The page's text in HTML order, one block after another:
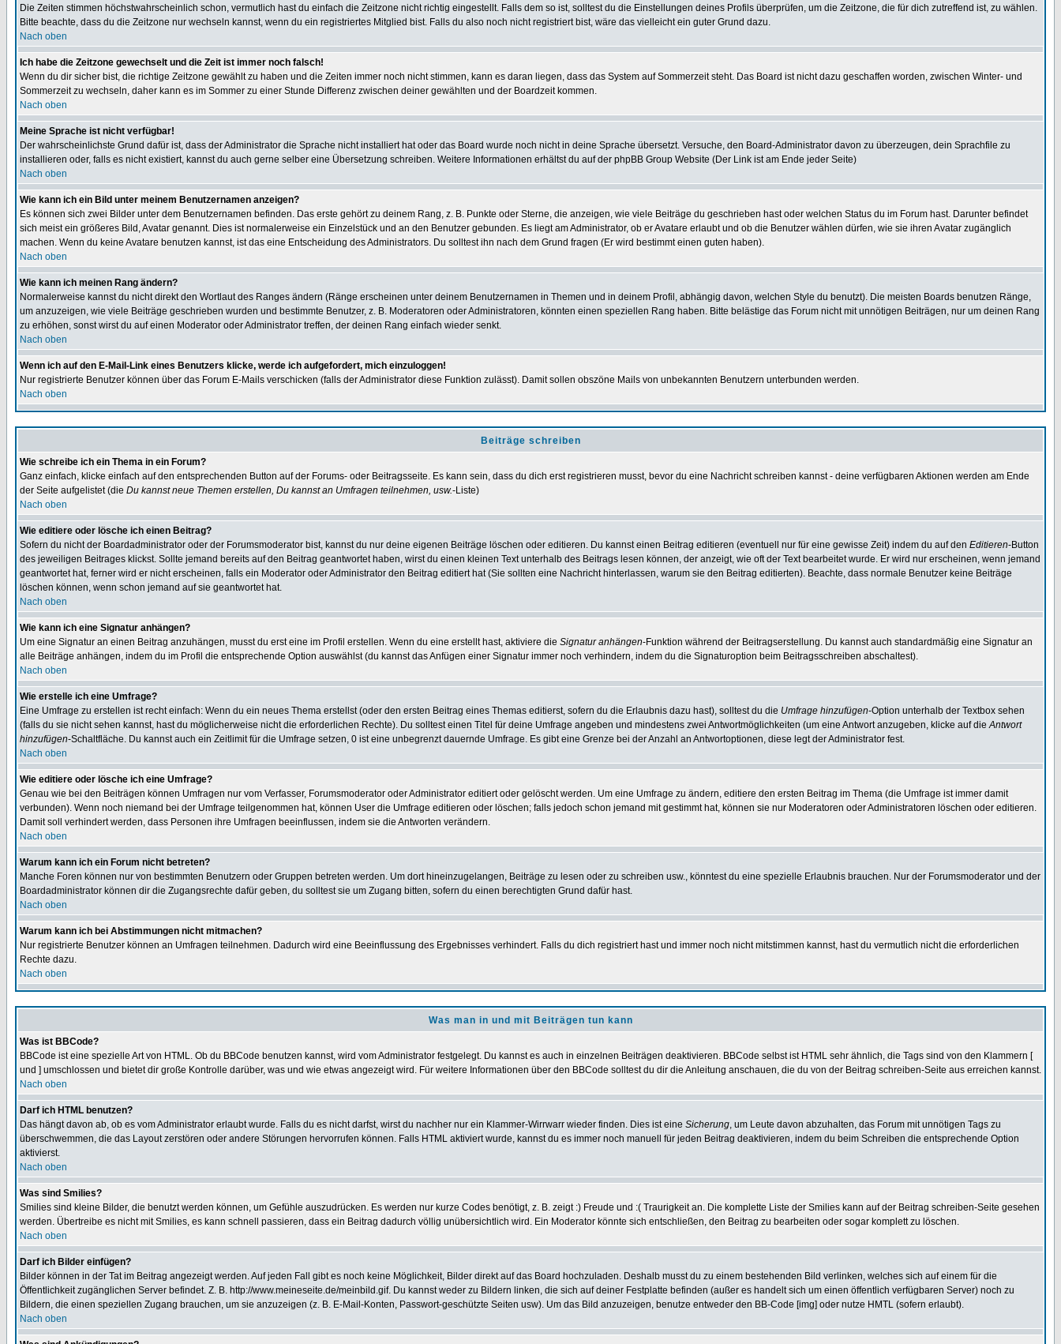
Die Zeiten stimmen höchstwahrscheinlich schon, vermutlich hast du einfach die Zeitzone nicht richtig eingestellt. Falls dem so ist, solltest du die Einstellungen deines Profils überprüfen, um die Zeitzone, die für dich zutreffend ist, zu wählen.
Bitte beachte, dass du die Zeitzone nur wechseln kannst, wenn du ein registriertes Mitglied bist. Falls du also noch nicht registriert bist, wäre das vielleicht ein guter Grund dazu.
Nach oben
Ich habe die Zeitzone gewechselt und die Zeit ist immer noch falsch!
Wenn du dir sicher bist, die richtige Zeitzone gewählt zu haben und die Zeiten immer noch nicht stimmen, kann es daran liegen, dass das System auf Sommerzeit steht. Das Board ist nicht dazu geschaffen worden, zwischen Winter- und
Sommerzeit zu wechseln, daher kann es im Sommer zu einer Stunde Differenz zwischen deiner gewählten und der Boardzeit kommen.
Nach oben
Meine Sprache ist nicht verfügbar!
Der wahrscheinlichste Grund dafür ist, dass der Administrator die Sprache nicht installiert hat oder das Board wurde noch nicht in deine Sprache übersetzt. Versuche, den Board-Administrator davon zu überzeugen, dein Sprachfile zu
installieren oder, falls es nicht existiert, kannst du auch gerne selber eine Übersetzung schreiben. Weitere Informationen erhältst du auf der phpBB Group Website (Der Link ist am Ende jeder Seite)
Nach oben
Wie kann ich ein Bild unter meinem Benutzernamen anzeigen?
Es können sich zwei Bilder unter dem Benutzernamen befinden. Das erste gehört zu deinem Rang, z. B. Punkte oder Sterne, die anzeigen, wie viele Beiträge du geschrieben hast oder welchen Status du im Forum hast. Darunter befindet
sich meist ein größeres Bild, Avatar genannt. Dies ist normalerweise ein Einzelstück und an den Benutzer gebunden. Es liegt am Administrator, ob er Avatare erlaubt und ob die Benutzer wählen dürfen, wie sie ihren Avatar zugänglich
machen. Wenn du keine Avatare benutzen kannst, ist das eine Entscheidung des Administrators. Du solltest ihn nach dem Grund fragen (Er wird bestimmt einen guten haben).
Nach oben
Wie kann ich meinen Rang ändern?
Normalerweise kannst du nicht direkt den Wortlaut des Ranges ändern (Ränge erscheinen unter deinem Benutzernamen in Themen und in deinem Profil, abhängig davon, welchen Style du benutzt). Die meisten Boards benutzen Ränge,
um anzuzeigen, wie viele Beiträge geschrieben wurden und bestimmte Benutzer, z. B. Moderatoren oder Administratoren, könnten einen speziellen Rang haben. Bitte belästige das Forum nicht mit unnötigen Beiträgen, nur um deinen Rang
zu erhöhen, sonst wirst du auf einen Moderator oder Administrator treffen, der deinen Rang einfach wieder senkt.
Nach oben
Wenn ich auf den E-Mail-Link eines Benutzers klicke, werde ich aufgefordert, mich einzuloggen!
Nur registrierte Benutzer können über das Forum E-Mails verschicken (falls der Administrator diese Funktion zulässt). Damit sollen obszöne Mails von unbekannten Benutzern unterbunden werden.
Nach oben
Beiträge schreiben
Wie schreibe ich ein Thema in ein Forum?
Ganz einfach, klicke einfach auf den entsprechenden Button auf der Forums- oder Beitragsseite. Es kann sein, dass du dich erst registrieren musst, bevor du eine Nachricht schreiben kannst - deine verfügbaren Aktionen werden am Ende
der Seite aufgelistet (die Du kannst neue Themen erstellen, Du kannst an Umfragen teilnehmen, usw.-Liste)
Nach oben
Wie editiere oder lösche ich einen Beitrag?
Sofern du nicht der Boardadministrator oder der Forumsmoderator bist, kannst du nur deine eigenen Beiträge löschen oder editieren. Du kannst einen Beitrag editieren (eventuell nur für eine gewisse Zeit) indem du auf den Editieren-Button
des jeweiligen Beitrages klickst. Sollte jemand bereits auf den Beitrag geantwortet haben, wirst du einen kleinen Text unterhalb des Beitrags lesen können, der anzeigt, wie oft der Text bearbeitet wurde. Er wird nur erscheinen, wenn jemand
geantwortet hat, ferner wird er nicht erscheinen, falls ein Moderator oder Administrator den Beitrag editiert hat (Sie sollten eine Nachricht hinterlassen, warum sie den Beitrag editierten). Beachte, dass normale Benutzer keine Beiträge
löschen können, wenn schon jemand auf sie geantwortet hat.
Nach oben
Wie kann ich eine Signatur anhängen?
Um eine Signatur an einen Beitrag anzuhängen, musst du erst eine im Profil erstellen. Wenn du eine erstellt hast, aktiviere die Signatur anhängen-Funktion während der Beitragserstellung. Du kannst auch standardmäßig eine Signatur an
alle Beiträge anhängen, indem du im Profil die entsprechende Option auswählst (du kannst das Anfügen einer Signatur immer noch verhindern, indem du die Signaturoption beim Beitragsschreiben abschaltest).
Nach oben
Wie erstelle ich eine Umfrage?
Eine Umfrage zu erstellen ist recht einfach: Wenn du ein neues Thema erstellst (oder den ersten Beitrag eines Themas editierst, sofern du die Erlaubnis dazu hast), solltest du die Umfrage hinzufügen-Option unterhalb der Textbox sehen
(falls du sie nicht sehen kannst, hast du möglicherweise nicht die erforderlichen Rechte). Du solltest einen Titel für deine Umfrage angeben und mindestens zwei Antwortmöglichkeiten (um eine Antwort anzugeben, klicke auf dieAntwort
hinzufügen-Schaltfläche. Du kannst auch ein Zeitlimit für die Umfrage setzen, 0 ist eine unbegrenzt dauernde Umfrage. Es gibt eine Grenze bei der Anzahl an Antwortoptionen, diese legt der Administrator fest.
Nach oben
Wie editiere oder lösche ich eine Umfrage?
Genau wie bei den Beiträgen können Umfragen nur vom Verfasser, Forumsmoderator oder Administrator editiert oder gelöscht werden. Um eine Umfrage zu ändern, editiere den ersten Beitrag im Thema (die Umfrage ist immer damit
verbunden). Wenn noch niemand bei der Umfrage teilgenommen hat, können User die Umfrage editieren oder löschen; falls jedoch schon jemand mit gestimmt hat, können sie nur Moderatoren oder Administratoren löschen oder editieren.
Damit soll verhindert werden, dass Personen ihre Umfragen beeinflussen, indem sie die Antworten verändern.
Nach oben
Warum kann ich ein Forum nicht betreten?
Manche Foren können nur von bestimmten Benutzern oder Gruppen betreten werden. Um dort hineinzugelangen, Beiträge zu lesen oder zu schreiben usw., könntest du eine spezielle Erlaubnis brauchen. Nur der Forumsmoderator und der
Boardadministrator können dir die Zugangsrechte dafür geben, du solltest sie um Zugang bitten, sofern du einen berechtigten Grund dafür hast.
Nach oben
Warum kann ich bei Abstimmungen nicht mitmachen?
Nur registrierte Benutzer können an Umfragen teilnehmen. Dadurch wird eine Beeinflussung des Ergebnisses verhindert. Falls du dich registriert hast und immer noch nicht mitstimmen kannst, hast du vermutlich nicht die erforderlichen
Rechte dazu.
Nach oben
Was man in und mit Beiträgen tun kann
Was ist BBCode?
BBCode ist eine spezielle Art von HTML. Ob du BBCode benutzen kannst, wird vom Administrator festgelegt. Du kannst es auch in einzelnen Beiträgen deaktivieren. BBCode selbst ist HTML sehr ähnlich, die Tags sind von den Klammern [
und ] umschlossen und bietet dir große Kontrolle darüber, was und wie etwas angezeigt wird. Für weitere Informationen über den BBCode solltest du dir die Anleitung anschauen, die du von der Beitrag schreiben-Seite aus erreichen kannst.
Nach oben
Darf ich HTML benutzen?
Das hängt davon ab, ob es vom Administrator erlaubt wurde. Falls du es nicht darfst, wirst du nachher nur ein Klammer-Wirrwarr wieder finden. Dies ist eine Sicherung, um Leute davon abzuhalten, das Forum mit unnötigen Tags zu
überschwemmen, die das Layout zerstören oder andere Störungen hervorrufen können. Falls HTML aktiviert wurde, kannst du es immer noch manuell für jeden Beitrag deaktivieren, indem du beim Schreiben die entsprechende Option
aktivierst.
Nach oben
Was sind Smilies?
Smilies sind kleine Bilder, die benutzt werden können, um Gefühle auszudrücken. Es werden nur kurze Codes benötigt, z. B. zeigt :) Freude und :( Traurigkeit an. Die komplette Liste der Smilies kann auf der Beitrag schreiben-Seite gesehen
werden. Übertreibe es nicht mit Smilies, es kann schnell passieren, dass ein Beitrag dadurch völlig unübersichtlich wird. Ein Moderator könnte sich entschließen, den Beitrag zu bearbeiten oder sogar komplett zu löschen.
Nach oben
Darf ich Bilder einfügen?
Bilder können in der Tat im Beitrag angezeigt werden. Auf jeden Fall gibt es noch keine Möglichkeit, Bilder direkt auf das Board hochzuladen. Deshalb musst du zu einem bestehenden Bild verlinken, welches sich auf einem für die
Öffentlichkeit zugänglichen Server befindet. Z. B. http://www.meineseite.de/meinbild.gif. Du kannst weder zu Bildern linken, die sich auf deiner Festplatte befinden (außer es handelt sich um einen öffentlich verfügbaren Server) noch zu
Bildern, die einen speziellen Zugang brauchen, um sie anzuzeigen (z. B. E-Mail-Konten, Passwort-geschützte Seiten usw). Um das Bild anzuzeigen, benutze entweder den BB-Code [img] oder nutze HMTL (sofern erlaubt).
Nach oben